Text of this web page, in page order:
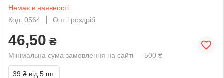
Немає в наявності
Код: 0564
Опт і роздріб
46,50 ₴
Мінімальна сума замовлення на сайті — 500 ₴
39 ₴ від 5 шт.